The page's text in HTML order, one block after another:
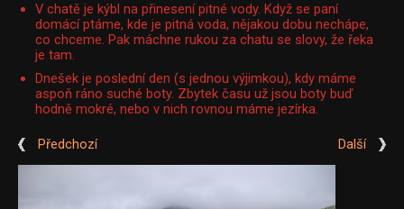
V chatě je kýbl na přinesení pitné vody. Když se paní
domácí ptáme, kde je pitná voda, nějakou dobu nechápe,
co chceme. Pak máchne rukou za chatu se slovy, že řeka
je tam.
Dnešek je poslední den (s jednou výjimkou), kdy máme
aspoň ráno suché boty. Zbytek času už jsou boty buď
hodně mokré, nebo v nich rovnou máme jezírka.
Předchozí Další